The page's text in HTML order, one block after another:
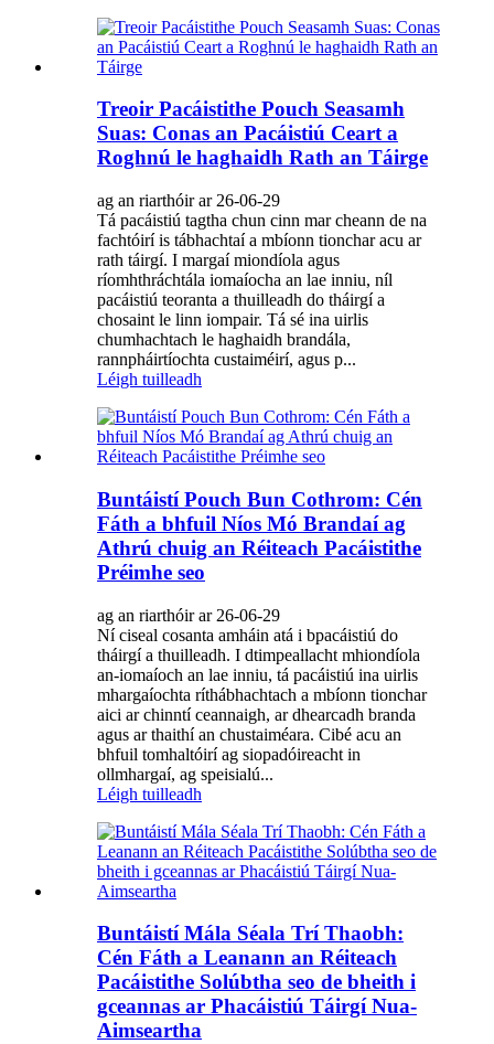
Treoir Pacáistithe Pouch Seasamh
Suas: Conas an Pacáistiú Ceart a
Roghnú le haghaidh Rath an Táirge
ag an riarthóir ar 26-06-29
Tá pacáistiú tagtha chun cinn mar cheann de na
fachtóirí is tábhachtaí a mbíonn tionchar acu ar
rath táirgí. I margaí miondíola agus
ríomhthráchtála iomaíocha an lae inniu, níl
pacáistiú teoranta a thuilleadh do tháirgí a
chosaint le linn iompair. Tá sé ina uirlis
chumhachtach le haghaidh brandála,
rannpháirtíochta custaiméirí, agus p...
Léigh tuilleadh
Buntáistí Pouch Bun Cothrom: Cén
Fáth a bhfuil Níos Mó Brandaí ag
Athrú chuig an Réiteach Pacáistithe
Préimhe seo
ag an riarthóir ar 26-06-29
Ní ciseal cosanta amháin atá i bpacáistiú do
tháirgí a thuilleadh. I dtimpeallacht mhiondíola
an-iomaíoch an lae inniu, tá pacáistiú ina uirlis
mhargaíochta ríthábhachtach a mbíonn tionchar
aici ar chinntí ceannaigh, ar dhearcadh branda
agus ar thaithí an chustaiméara. Cibé acu an
bhfuil tomhaltóirí ag siopadóireacht in
ollmhargaí, ag speisialú...
Léigh tuilleadh
Buntáistí Mála Séala Trí Thaobh:
Cén Fáth a Leanann an Réiteach
Pacáistithe Solúbtha seo de bheith i
gceannas ar Phacáistiú Táirgí Nua-
Aimseartha